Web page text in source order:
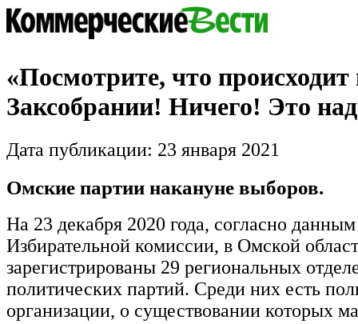
«Посмотрите, что происходит
Заксобрании! Ничего! Это
Дата публикации: 23 января 2021
Омские партии накануне выборов.
На 23 декабря 2020 года, согласно данным
Избирательной комиссии, в Омской
зарегистрированы 29 региональных
политических партий. Среди них есть
организации, о существовании которых